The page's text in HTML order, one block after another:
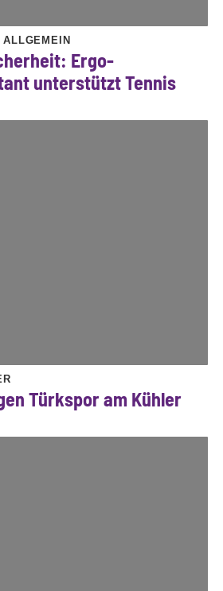
ALLGEMEIN
Ergo-
unterstützt Tennis
Türkspor am Kühler